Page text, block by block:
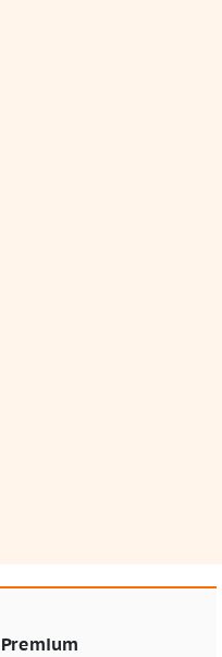
Premium